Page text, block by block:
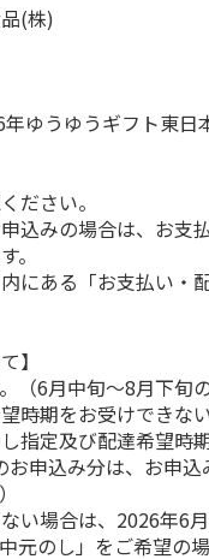
(株)
ゆうゆうギフト東
ださい。
込みの場合は、お支
。
にある「お支払い・
】
6月中旬～8月下旬の
時期をお受けできな
指定及び配達希望時
お申込み分は、お申
い場合は、2026年6
元のし」をご希望の